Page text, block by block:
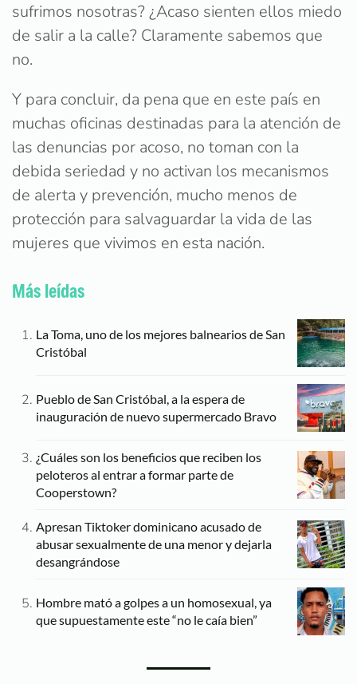
sufrimos nosotras? ¿Acaso sienten ellos miedo
de salir a la calle? Claramente sabemos que
no.
Y para concluir, da pena que en este país en
muchas oficinas destinadas para la atención de
las denuncias por acoso, no toman con la
debida seriedad y no activan los mecanismos
de alerta y prevención, mucho menos de
protección para salvaguardar la vida de las
mujeres que vivimos en esta nación.
Más leídas
La Toma, uno de los mejores balnearios de San
Cristóbal
Pueblo de San Cristóbal, a la espera de
inauguración de nuevo supermercado Bravo
¿Cuáles son los beneficios que reciben los
peloteros al entrar a formar parte de
Cooperstown?
Apresan Tiktoker dominicano acusado de
abusar sexualmente de una menor y dejarla
desangrándose
Hombre mató a golpes a un homosexual, ya
que supuestamente este “no le caía bien”